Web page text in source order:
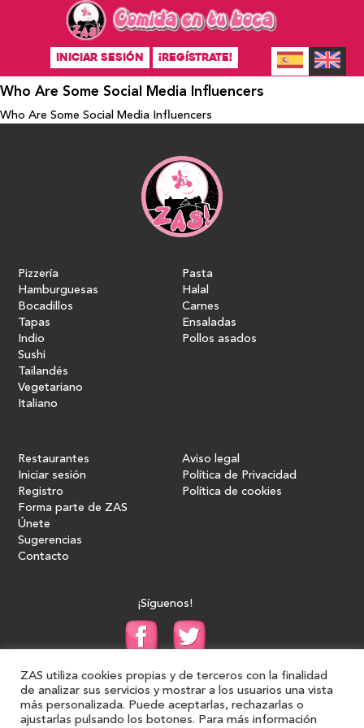
INICIAR SESIÓN ¡REGÍSTRATE!
Who Are Some Social Media Influencers
Who Are Some Social Media Influencers
Pizzería
Hamburguesas
Bocadillos
Tapas
Indio
Sushi
Tailandés
Vegetariano
Italiano
Pasta
Halal
Carnes
Ensaladas
Pollos asados
Restaurantes
Iniciar sesión
Registro
Forma parte de ZAS
Únete
Sugerencias
Contacto
Aviso legal
Política de Privacidad
Política de cookies
¡Síguenos!
ZAS utiliza cookies propias y de terceros con la finalidad
de analizar sus servicios y mostrar a los usuarios una vista
más personalizada. Puede aceptarlas, rechazarlas o
ajustarlas pulsando los botones. Para más información